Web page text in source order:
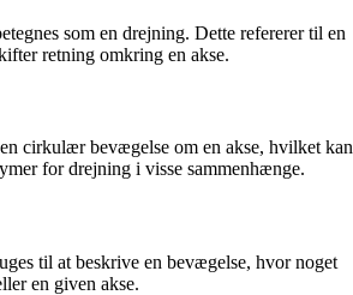
som en drejning. Dette refererer til en
retning omkring en akse.
cirkulær bevægelse om en akse, hvilket kan
for drejning i visse sammenhænge.
til at beskrive en bevægelse, hvor noget
en given akse.